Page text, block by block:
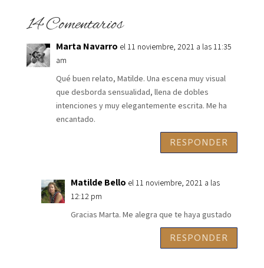
14 Comentarios
Marta Navarro el 11 noviembre, 2021 a las 11:35
am
Qué buen relato, Matilde. Una escena muy visual
que desborda sensualidad, llena de dobles
intenciones y muy elegantemente escrita. Me ha
encantado.
RESPONDER
Matilde Bello el 11 noviembre, 2021 a las
12:12 pm
Gracias Marta. Me alegra que te haya gustado
RESPONDER